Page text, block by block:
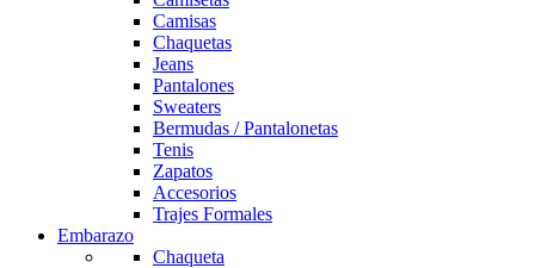
Camisas
Chaquetas
Jeans
Pantalones
Sweaters
Bermudas / Pantalonetas
Tenis
Zapatos
Accesorios
Trajes Formales
Embarazo
Chaqueta